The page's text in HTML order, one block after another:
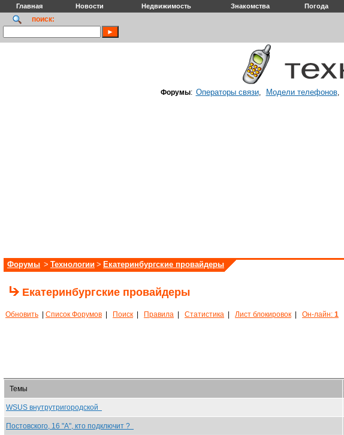
Главная Новости Недвижимость Знакомства Погода
поиск:
Форумы: Операторы связи, Модели телефонов,
Форумы > Технологии > Екатеринбургские провайдеры
Екатеринбургские провайдеры
Обновить Список Форумов Поиск Правила Статистика Лист блокировок Он-лайн: 1
Темы
WSUS внутрутригородской
Постовского, 16 "А", кто подключит ?